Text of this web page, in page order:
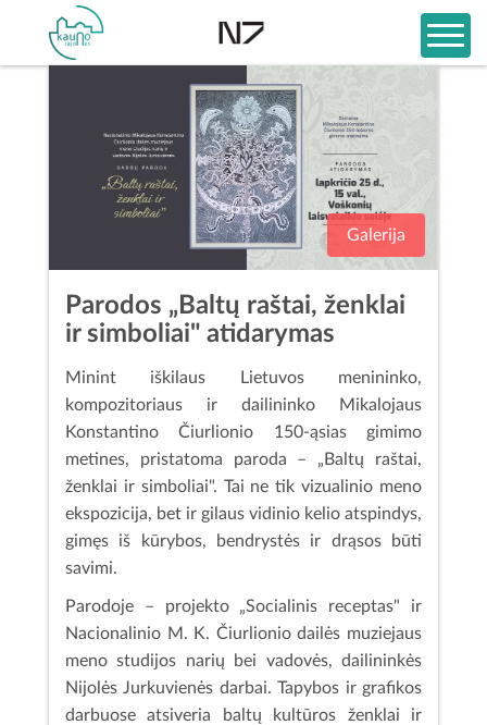
Galerija
Parodos „Baltų raštai, ženklai
ir simboliai" atidarymas
Minint iškilaus Lietuvos menininko,
kompozitoriaus ir dailininko Mikalojaus
Konstantino Čiurlionio 150-ąsias gimimo
metines, pristatoma paroda – „Baltų raštai,
ženklai ir simboliai". Tai ne tik vizualinio meno
ekspozicija, bet ir gilaus vidinio kelio atspindys,
gimęs iš kūrybos, bendrystės ir drąsos būti
savimi.
Parodoje – projekto „Socialinis receptas" ir
Nacionalinio M. K. Čiurlionio dailės muziejaus
meno studijos narių bei vadovės, dailininkės
Nijolės Jurkuvienės darbai. Tapybos ir grafikos
darbuose atsiveria baltų kultūros ženklai ir